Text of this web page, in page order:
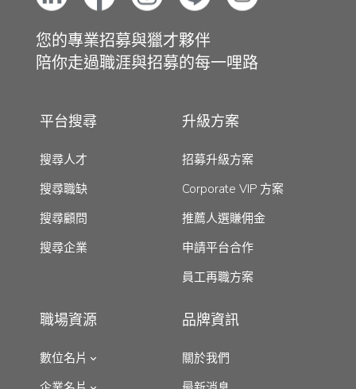
您的專業招募與獵才夥伴
陪你走過職涯與招募的每一哩路
平台搜尋
搜尋人才
搜尋職缺
搜尋顧問
搜尋企業
升級方案
招募升級方案
Corporate VIP 方案
推薦人選賺佣金
申請平台合作
員工再職方案
職場資源
數位名片
品牌資訊
關於我們